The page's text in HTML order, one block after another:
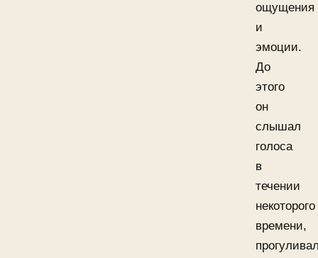
ощущения
и
эмоции.
До
этого
он
слышал
голоса
в
течении
некоторого
времени,